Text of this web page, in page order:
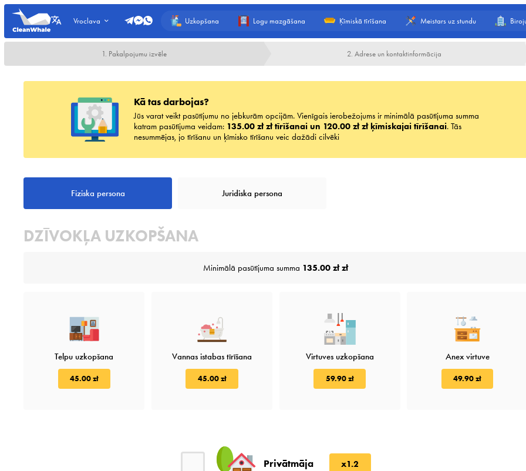
Vroclava Uzkopšana Logu mazgāšana Ķīmiskā tīrīšana Meistars uz stundu
1. Pakalpojumu izvēle 2. Adrese un kontaktinformācija
Kā tas darbojas?
Jūs varat veikt pasūtījumu no jebkurām opcijām. Vienīgais ierobežojums ir minimālā pasūtījuma summa
katram pasūtījuma veidam: 135.00 zł zł tīrīšanai un 120.00 zł zł ķīmiskajai tīrīšanai. Tās
nesummējas, jo tīrīšanu un ķīmisko tīrīšanu veic dažādi cilvēki
Fiziska persona Juridiska persona
DZĪVOKĻA UZKOPŠANA
Minimālā pasūtījuma summa 135.00 zł zł
Telpu uzkopšana
45.00 zł
Vannas istabas tīrīšana
45.00 zł
Virtuves uzkopšana
59.90 zł
Anex virtuve
49.90 zł
Privātmāja x1.2